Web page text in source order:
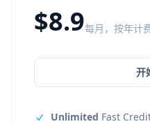
$8.9每月，按年计
开
Unlimited Fast